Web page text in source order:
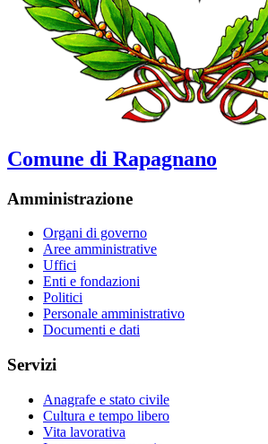
Comune di Rapagnano
Amministrazione
Organi di governo
Aree amministrative
Uffici
Enti e fondazioni
Politici
Personale amministrativo
Documenti e dati
Servizi
Anagrafe e stato civile
Cultura e tempo libero
Vita lavorativa